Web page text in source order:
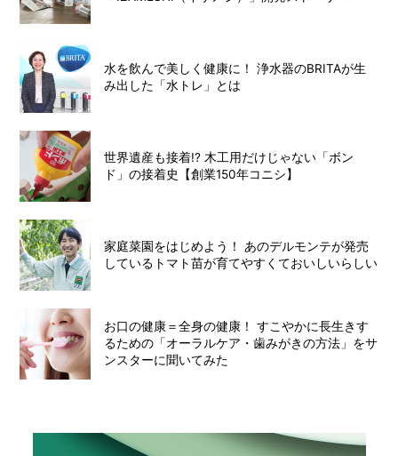
水を飲んで美しく健康に！ 浄水器のBRITAが生
み出した「水トレ」とは
世界遺産も接着!? 木工用だけじゃない「ボン
ド」の接着史【創業150年コニシ】
家庭菜園をはじめよう！ あのデルモンテが発売
しているトマト苗が育てやすくておいしいらしい
お口の健康＝全身の健康！ すこやかに長生きす
るための「オーラルケア・歯みがきの方法」をサ
ンスターに聞いてみた